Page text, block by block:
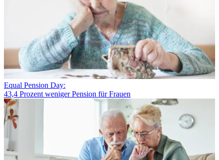
Equal Pension Day:
43,4 Prozent weniger Pension für Frauen